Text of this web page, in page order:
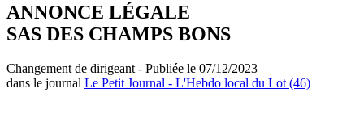
ANNONCE LÉGALE
SAS DES CHAMPS BONS
Changement de dirigeant - Publiée le 07/12/2023
dans le journal Le Petit Journal - L'Hebdo local du Lot (46)